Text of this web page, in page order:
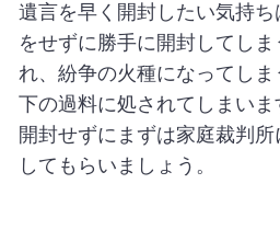
遺言を早く開封したい気持
をせずに勝手に開封してし
れ、紛争の火種になってし
下の過料に処されてしまいま
開封せずにまずは家庭裁判
してもらいましょう。